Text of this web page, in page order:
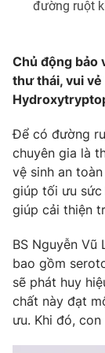
Ðiện thoại Thời
® Cấm sao
thuận bằng văn
thông tin từ
đường ruột
Chủ động bảo
thư thái, vui
Để có đường
chuyên gia là
vệ sinh an
giúp tối ưu sức
giúp cải thiện
BS Nguyễn
bao gồm
sẽ phát huy
chất này đạt
ưu. Khi đó,